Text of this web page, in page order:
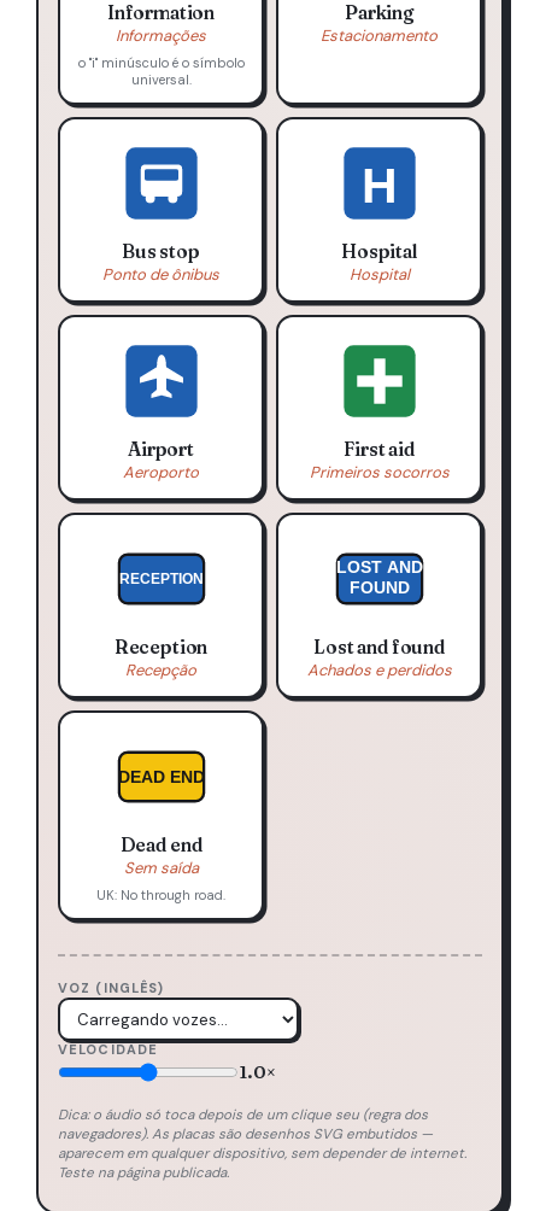
Information
Informações
o "i" minúsculo é o símbolo
universal.
Parking
Estacionamento
Bus stop
Ponto de ônibus
H
Hospital
Hospital
Airport
Aeroporto
First aid
Primeiros socorros
RECEPTION
Reception
Recepção
LOST AND
FOUND
Lost and found
Achados e perdidos
DEAD END
Dead end
Sem saída
UK: No through road.
VOZ (INGLÊS)
VELOCIDADE
1.0×
Dica: o áudio só toca depois de um clique seu (regra dos
navegadores). As placas são desenhos SVG embutidos —
aparecem em qualquer dispositivo, sem depender de internet.
Teste na página publicada.